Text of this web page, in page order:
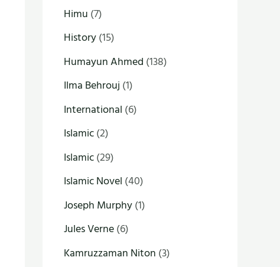
Himu (7)
History(15)
Humayun Ahmed (138)
Ilma Behrouj (1)
International (6)
Islamic(2)
Islamic(29)
Islamic Novel (40)
Joseph Murphy(1)
Jules Verne(6)
Kamruzzaman Niton (3)